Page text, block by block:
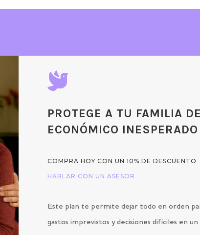

PROTEGE A TU FAMILIA
ECONÓMICO INESPERADO
COMPRA HOY CON UN 10% DE DESCUENTO
HABLAR CON UN ASESOR
Este plan te permite dejar todo en orden
gastos imprevistos y decisiones difíciles en